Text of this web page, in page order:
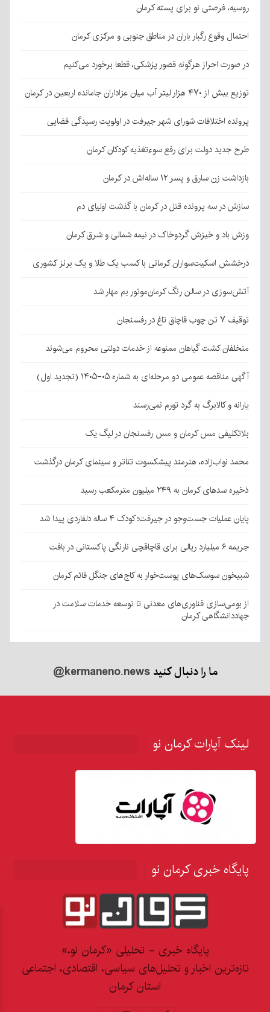
روسیه، فرصتی نو برای پسته کرمان
احتمال وقوع رگبار باران در مناطق جنوبی و مرکزی کرمان
در صورت احراز هرگونه قصور پزشکی، قطعا برخورد می‌کنیم
توزیع بیش از ۴۷۰ هزار لیتر آب میان عزاداران جامانده اربعین در کرمان
پرونده اختلافات شورای شهر جیرفت در اولویت رسیدگی قضایی
طرح جدید دولت برای رفع سوءتغذیه کودکان کرمان
بازداشت زن سارق و پسر ۱۲ ساله‌اش در کرمان
سازش در سه پرونده قتل در کرمان با گذشت اولیای دم
وزش باد و خیزش گردوخاک در نیمه شمالی و شرق کرمان
درخشش اسکیت‌سواران کرمانی با کسب یک طلا و یک برنز کشوری
آتش‌سوزی در سالن رنگ کرمان‌موتور بم مهار شد
توقیف ۷ تن چوب قاچاق تاغ در رفسنجان
متخلفان کشت گیاهان ممنوعه از خدمات دولتی محروم می‌شوند
آگهی مناقصه عمومی دو مرحله‌ای به شماره ۰۵-۱۴۰۵ (تجدید اول)
یارانه و کالابرگ به گرد تورم نمی‌رسند
بلاتکلیفی مس کرمان و مس رفسنجان در لیگ یک
محمد نواب‌زاده، هنرمند پیشکسوت تئاتر و سینمای کرمان درگذشت
ذخیره سدهای کرمان به ۲۴۹ میلیون مترمکعب رسید
پایان عملیات جست‌وجو در جیرفت؛ کودک ۴ ساله دلفاردی پیدا شد
جریمه ۶ میلیارد ریالی برای قاچاقچی نارنگی پاکستانی در بافت
شبیخون سوسک‌های پوست‌خوار به کاج‌های جنگل قائم کرمان
از بومی‌سازی فناوری‌های معدنی تا توسعه خدمات سلامت در
جهاددانشگاهی کرمان
ما را دنبال کنید@kermaneno.news
لینک آپارات کرمان نو
پایگاه خبری کرمان نو
پایگاه خبری - تحلیلی «کرمان نو،»
تازه‌ترین اخبار و تحلیل‌های سیاسی، اقتصادی، اجتماعی
استان کرمان